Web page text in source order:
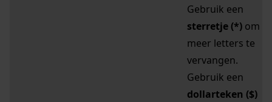
Gebruik een
sterretje (*) om
meer letters te
vervangen.
Gebruik een
dollarteken ($)